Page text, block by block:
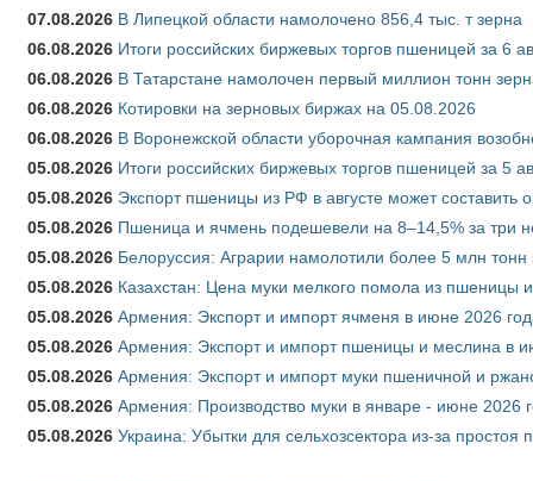
07.08.2026 В Липецкой области намолочено 856,4 тыс. т зерна
06.08.2026 Итоги российских биржевых торгов пшеницей за 6
06.08.2026 В Татарстане намолочен первый миллион тонн
06.08.2026 Котировки на зерновых биржах на 05.08.2026
06.08.2026 В Воронежской области уборочная кампания
05.08.2026 Итоги российских биржевых торгов пшеницей за 5
05.08.2026 Экспорт пшеницы из РФ в августе может составить
05.08.2026 Пшеница и ячмень подешевели на 8–14,5% за три
05.08.2026 Белоруссия: Аграрии намолотили более 5 млн тонн
05.08.2026 Казахстан: Цена муки мелкого помола из пшеницы
05.08.2026 Армения: Экспорт и импорт ячменя в июне 2026
05.08.2026 Армения: Экспорт и импорт пшеницы и меслина в
05.08.2026 Армения: Экспорт и импорт муки пшеничной и
05.08.2026 Армения: Производство муки в январе - июне 2026
05.08.2026 Украина: Убытки для сельхозсектора из-за простоя